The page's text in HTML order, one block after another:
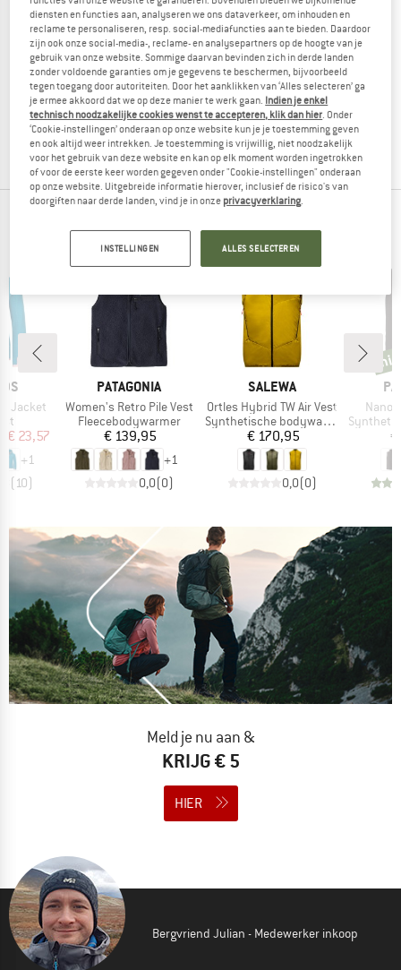
SALEWA
Sella DST Vest
Softshellbodywarmer
vanaf € 142,45
4,8(4)
SALEWA
Sella DST/TWR Hybid Vest
Merinobodywarmer
€ 151,95
4,0(3)
Jacket
prijs
€ 23,57
+1
(10)
MERK
PATAGONIA
Artikel
Women's Retro Pile Vest
Productgroep
Fleecebodywarmer
Prijs
€ 139,95
+1
0,0(0)
MERK
SALEWA
Artikel
Ortles Hybrid TW Air Vest
Productgroep
Synthetische bodywarmer
Prijs
€ 170,95
0,0(0)
Artikel
Nano-
€
Meld je nu aan &
KRIJG € 5
HIER
Bergvriend Julian - Medewerker inkoop
diensten en functies aan, analyseren we ons dataverkeer, om inhouden en
reclame te personaliseren, resp. social-mediafuncties aan te bieden. Daardoor
zijn ook onze social-media-, reclame- en analysepartners op de hoogte van je
gebruik van onze website. Sommige daarvan bevinden zich in derde landen
zonder voldoende garanties om je gegevens te beschermen, bijvoorbeeld
tegen toegang door autoriteiten. Door het aanklikken van ‘Alles selecteren’ ga
je ermee akkoord dat we op deze manier te werk gaan. Indien je enkel
technisch noodzakelijke cookies wenst te accepteren, klik dan hier. Onder
‘Cookie-instellingen’ onderaan op onze website kun je je toestemming geven
en ook altijd weer intrekken. Je toestemming is vrijwillig, niet noodzakelijk
voor het gebruik van deze website en kan op elk moment worden ingetrokken
of voor de eerste keer worden gegeven onder "Cookie-instellingen" onderaan
op onze website. Uitgebreide informatie hierover, inclusief de risico's van
doorgiften naar derde landen, vind je in onze privacyverklaring.
INSTELLINGEN ALLES SELECTEREN